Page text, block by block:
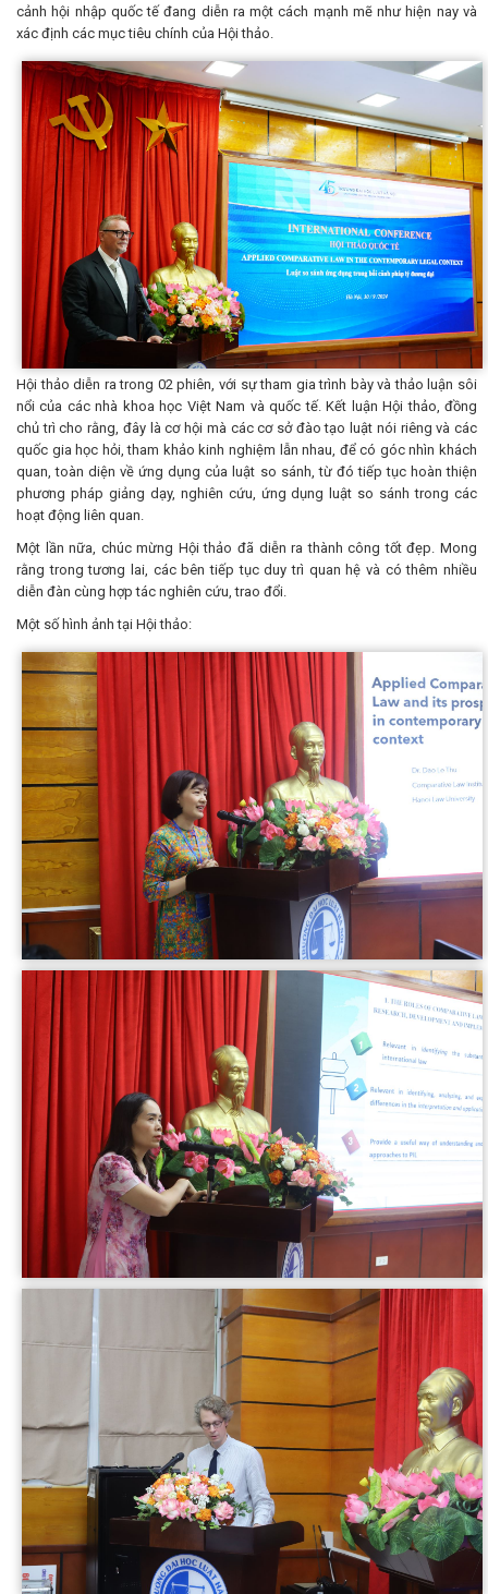
cảnh hội nhập quốc tế đang diễn ra một cách mạnh mẽ như hiện nay và
xác định các mục tiêu chính của Hội thảo.
Hội thảo diễn ra trong 02 phiên, với sự tham gia trình bày và thảo luận sôi
nổi của các nhà khoa học Việt Nam và quốc tế. Kết luận Hội thảo, đồng
chủ trì cho rằng, đây là cơ hội mà các cơ sở đào tạo luật nói riêng và các
quốc gia học hỏi, tham khảo kinh nghiệm lẫn nhau, để có góc nhìn khách
quan, toàn diện về ứng dụng của luật so sánh, từ đó tiếp tục hoàn thiện
phương pháp giảng dạy, nghiên cứu, ứng dụng luật so sánh trong các
hoạt động liên quan.
Một lần nữa, chúc mừng Hội thảo đã diễn ra thành công tốt đẹp. Mong
rằng trong tương lai, các bên tiếp tục duy trì quan hệ và có thêm nhiều
diễn đàn cùng hợp tác nghiên cứu, trao đổi.
Một số hình ảnh tại Hội thảo: